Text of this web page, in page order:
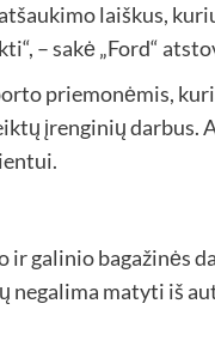
laiškus,
– sakė „Ford“
priemonėmis,
įrenginių darbus.
galinio bagažinės
negalima matyti iš